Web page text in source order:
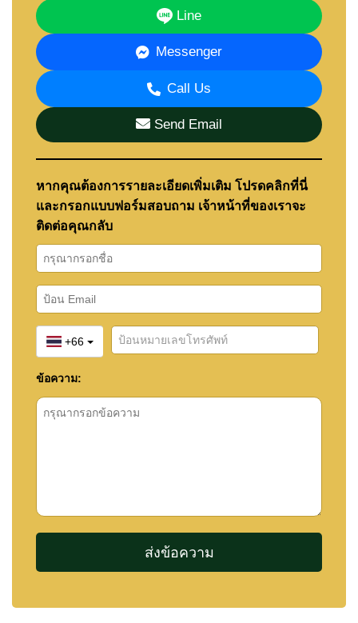
เหมาะสำหรับครอบครัว คนทำงานใน Eastern
Seaboard และผู้ที่ต้องการบ้านขนาดใหญ่ในราคาคุ้ม
ค่า
สิ่งอำนวยความสะดวก
Clubhouse
สระว่ายน้ำ
สนามเด็กเล่น
สวนสาธารณะ
ลู่วิ่ง
Co-working Space
Golf Simulator
Home Automation
Key Card Access
ระบบ LPR
CCTV
รปภ. 24 ชั่วโมง
ภาพรวมโครงการ
ชื่อโครงการ: Supalai Palm Ville
ประเภท: บ้านเดี่ยวและบ้านแฝด
ห้องนอน: 3–4 ห้องนอน
พื้นที่ใช้สอย: 220–260 ตร.ม.
Line
Messenger
Call Us
Send Email
หากคุณต้องการรายละเอียดเพิ่มเติม โปรดคลิกที่นี่
และกรอกแบบฟอร์มสอบถาม เจ้าหน้าที่ของเราจะ
ติดต่อคุณกลับ
+66
ข้อความ: